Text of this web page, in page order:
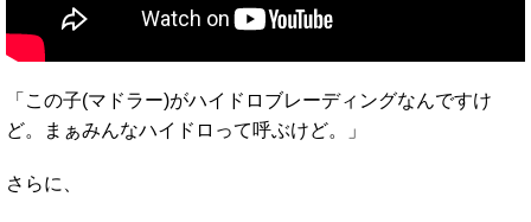
「この子(マドラー)がハイドロブレーディングなんですけ
ど。まぁみんなハイドロって呼ぶけど。」
さらに、